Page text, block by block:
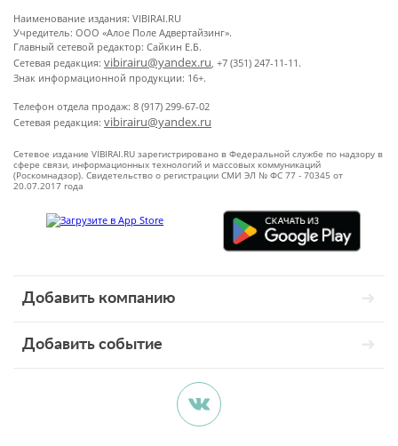
Наименование издания: VIBIRAI.RU
Учредитель: ООО «Алое Поле Адвертайзинг».
Главный сетевой редактор: Сайкин Е.Б.
Сетевая редакция: vibirairu@yandex.ru, +7 (351) 247-11-11.
Знак информационной продукции: 16+.
Телефон отдела продаж: 8 (917) 299-67-02
Сетевая редакция: vibirairu@yandex.ru
Сетевое издание VIBIRAI.RU зарегистрировано в Федеральной службе по надзору в
сфере связи, информационных технологий и массовых коммуникаций
(Роскомнадзор). Свидетельство о регистрации СМИ ЭЛ № ФС 77 - 70345 от
20.07.2017 года
Добавить компанию
Добавить событие